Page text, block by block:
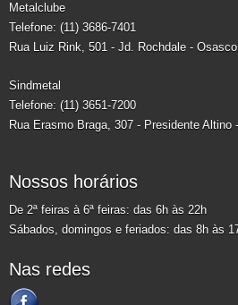
Metalclube
Telefone: (11) 3686-7401
Rua Luiz Rink, 501 - Jd. Rochdale -
Sindmetal
Telefone: (11) 3651-7200
Rua Erasmo Braga, 307 - Presidente Altino
Nossos horários
De 2ª feiras à 6ª feiras: das 6h às 22h
Sábados, domingos e feriados: das 8h às
Nas redes